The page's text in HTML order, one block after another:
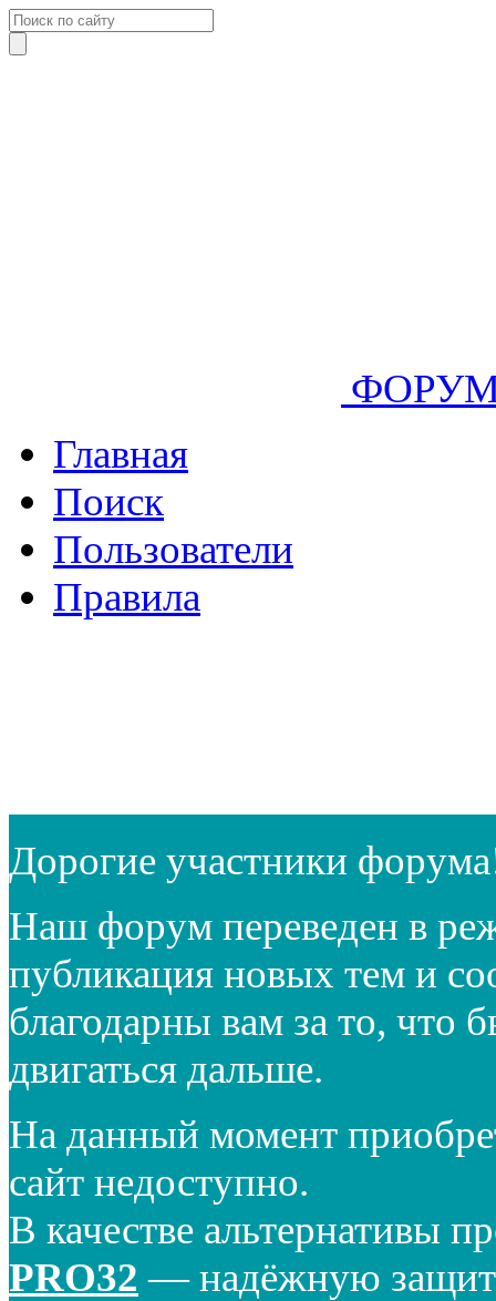
Главная
Поиск
Пользователи
Правила
Дорогие участники
Наш форум переведен в
публикация новых тем и
благодарны вам за то, что
двигаться дальше.
На данный момент
сайт недоступно.
В качестве альтернативы
PRO32 — надёжную